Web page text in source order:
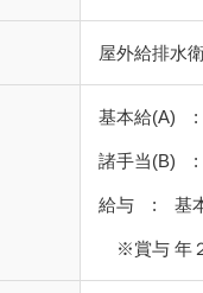
屋外給排水
基本給(A) :
諸手当(B) :
給与 : 基本
※賞与 年